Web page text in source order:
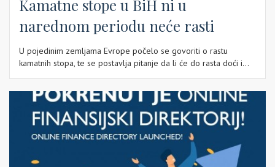
Kamatne stope u BiH ni u
narednom periodu neće rasti
U pojedinim zemljama Evrope počelo se govoriti o rastu
kamatnih stopa, te se postavlja pitanje da li će do rasta doći i...